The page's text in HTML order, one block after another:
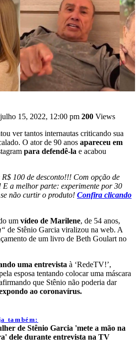
julho 15, 2022, 12:00 pm 200 Views
ver tantos internautas criticando sua
O ator de 90 anos apareceu em
para defendê-la e acabou
100 de desconto!!! Com opção de
a melhor parte: experimente por 30
se não curtir o produto! Confira clicando
um vídeo de Marilene, de 54 anos,
“ de Stênio Garcia viralizou na web. A
de um livro de Beth Goulart no
uma entrevista à ‘RedeTV!’,
esposa tentando colocar uma máscara
que Stênio não poderia dar
ao coronavírus.
também:
de Stênio Garcia 'mete a mão na
dele durante entrevista na TV